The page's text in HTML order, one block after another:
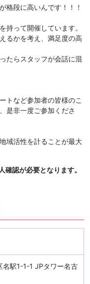
格段に高いんです！！！
持って開催しています。
るかを考え、満足度の高
たらスタッフが会話に混
トなど参加者の皆様のこ
是非一度ご参加くださ
域活性を計ることが最大
認が必要となります。
名駅1-1-1 JPタワー名古